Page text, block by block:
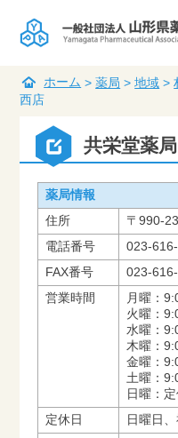
ホーム >薬局 >地域 >
西店
共栄堂薬
薬局情報
住所
〒990-
電話番号
023-
FAX番号
023-
営業時間
月曜：
火曜：
水曜：
木曜：
金曜：
土曜：
日曜：定
定休日
日曜日、